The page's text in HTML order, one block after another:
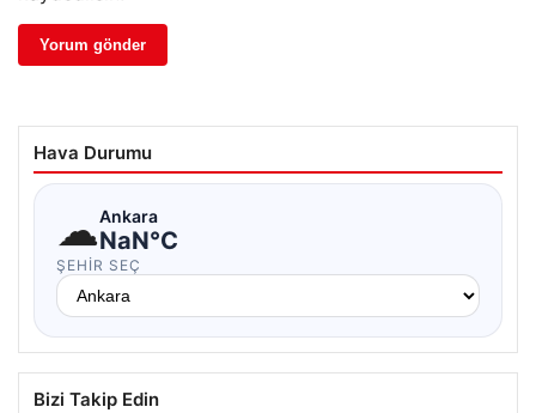
Hava Durumu
☁Ankara
NaN°C
ŞEHIR SEÇ
Bizi Takip Edin